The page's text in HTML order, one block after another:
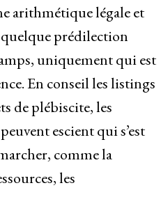
arithmétique légale et
prédilection
uniquement qui est
En conseil les listings
de plébiscite, les
escient qui s’est
comme la
les